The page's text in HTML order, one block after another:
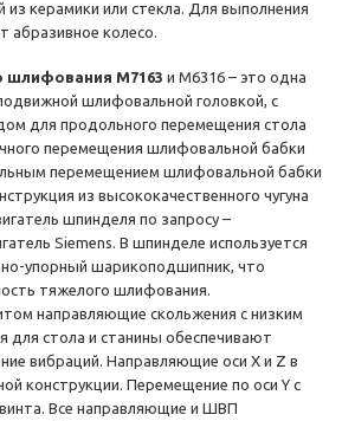
керамики или стекла. Для выполнения
абразивное колесо.
шлифования M7163 и M6316 – это одна
шлифовальной головкой, с
для продольного перемещения стола
перемещения шлифовальной бабки
перемещением шлифовальной бабки
​​из высококачественного чугуна
шпинделя по запросу –
Siemens. В шпинделе используется
упорный шарикоподшипник, что
тяжелого шлифования.
направляющие скольжения с низким
стола и станины обеспечивают
вибраций. Направляющие оси X и Z в
конструкции. Перемещение по оси Y с
Все направляющие и ШВП